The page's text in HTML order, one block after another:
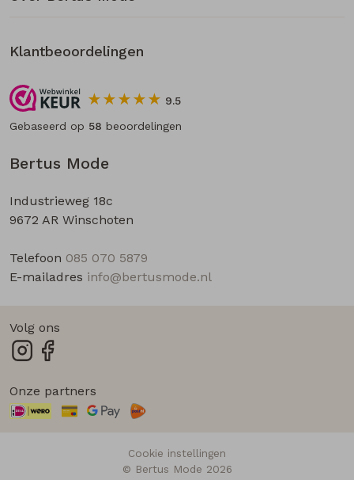
Bertus Mode
Industrieweg 18c
9672 AR Winschoten
Telefoon 085 070 5879
E-mailadres info@bertusmode.nl
Klantbeoordelingen
9.5
Gebaseerd op 58 beoordelingen
Volg ons
Onze partners
Cookie instellingen
© Bertus Mode 2026